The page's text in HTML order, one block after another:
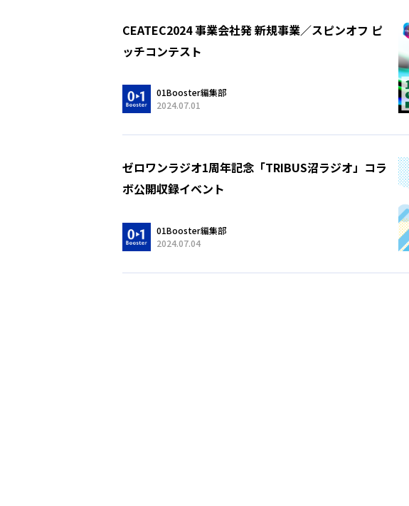
CEATEC2024 事業会社発 新規事業／スピンオフ ピ
ッチコンテスト
01Booster編集部
2024.07.01
ゼロワンラジオ1周年記念「TRIBUS沼ラジオ」コラ
ボ公開収録イベント
01Booster編集部
2024.07.04